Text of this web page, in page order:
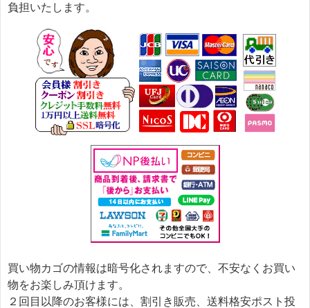
負担いたします。
買い物カゴの情報は暗号化されますので、不安なくお買い
物をお楽しみ頂けます。
２回目以降のお客様には、割引き販売、送料格安ポスト投